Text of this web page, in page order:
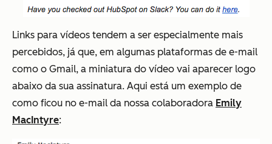
Links para vídeos tendem a ser especialmente mais
percebidos, já que, em algumas plataformas de e-mail
como o Gmail, a miniatura do vídeo vai aparecer logo
abaixo da sua assinatura. Aqui está um exemplo de
como ficou no e-mail da nossa colaboradora Emily
MacIntyre: